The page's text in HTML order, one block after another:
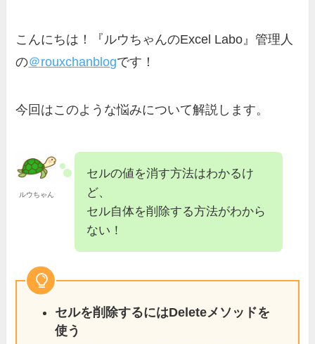
こんにちは！『ルウちゃんのExcel Labo』管理人
の＠rouxchanblogです！
今回はこのような悩みについて解説します。
ルウちゃん
セルの値を消す方法はわかるけ
ど、
セル自体を削除する方法がわから
ない！
セルを削除するにはDeleteメソッドを
使う